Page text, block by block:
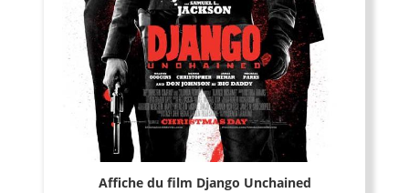
Affiche du film Django Unchained